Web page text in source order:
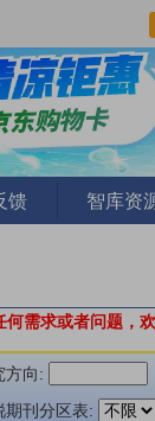
馈 智库资
需求或者问题，
方向:
期刊分区表: